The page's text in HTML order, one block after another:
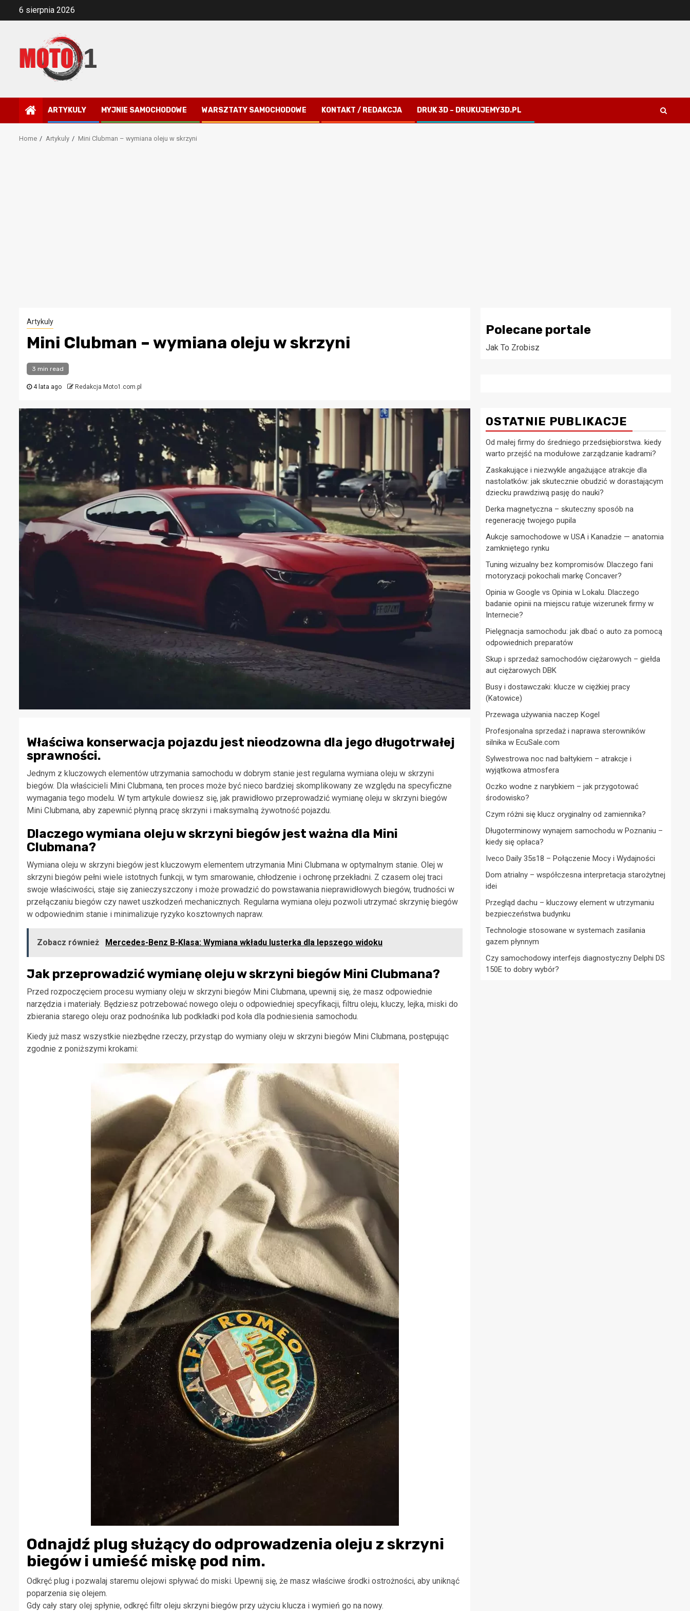
6 sierpnia 2026
ARTYKULY MYJNIE SAMOCHODOWE WARSZTATY SAMOCHODOWE KONTAKT / REDAKCJA DRUK 3D – DRUKUJEMY3D.PL
Home Artykuly Mini Clubman – wymiana oleju w skrzyni
Artykuly
Mini Clubman – wymiana oleju w skrzyni
3 min read
4 lata ago Redakcja Moto1.com.pl
Właściwa konserwacja pojazdu jest nieodzowna dla jego długotrwałej
sprawności.
Jednym z kluczowych elementów utrzymania samochodu w dobrym stanie jest regularna wymiana oleju w skrzyni
biegów. Dla właścicieli Mini Clubmana, ten proces może być nieco bardziej skomplikowany ze względu na specyficzne
wymagania tego modelu. W tym artykule dowiesz się, jak prawidłowo przeprowadzić wymianę oleju w skrzyni biegów
Mini Clubmana, aby zapewnić płynną pracę skrzyni i maksymalną żywotność pojazdu.
Dlaczego wymiana oleju w skrzyni biegów jest ważna dla Mini
Clubmana?
Wymiana oleju w skrzyni biegów jest kluczowym elementem utrzymania Mini Clubmana w optymalnym stanie. Olej w
skrzyni biegów pełni wiele istotnych funkcji, w tym smarowanie, chłodzenie i ochronę przekładni. Z czasem olej traci
swoje właściwości, staje się zanieczyszczony i może prowadzić do powstawania nieprawidłowych biegów, trudności w
przełączaniu biegów czy nawet uszkodzeń mechanicznych. Regularna wymiana oleju pozwoli utrzymać skrzynię biegów
w odpowiednim stanie i minimalizuje ryzyko kosztownych napraw.
Zobacz również Mercedes-Benz B-Klasa: Wymiana wkładu lusterka dla lepszego widoku
Jak przeprowadzić wymianę oleju w skrzyni biegów Mini Clubmana?
Przed rozpoczęciem procesu wymiany oleju w skrzyni biegów Mini Clubmana, upewnij się, że masz odpowiednie
narzędzia i materiały. Będziesz potrzebować nowego oleju o odpowiedniej specyfikacji, filtru oleju, kluczy, lejka, miski do
zbierania starego oleju oraz podnośnika lub podkładki pod koła dla podniesienia samochodu.
Kiedy już masz wszystkie niezbędne rzeczy, przystąp do wymiany oleju w skrzyni biegów Mini Clubmana, postępując
zgodnie z poniższymi krokami:
Odnajdź plug służący do odprowadzenia oleju z skrzyni
biegów i umieść miskę pod nim.
Odkręć plug i pozwalaj staremu olejowi spływać do miski. Upewnij się, że masz właściwe środki ostrożności, aby uniknąć
poparzenia się olejem.
Gdy cały stary olej spłynie, odkręć filtr oleju skrzyni biegów przy użyciu klucza i wymień go na nowy.
Polecane portale
Jak To Zrobisz
OSTATNIE PUBLIKACJE
Od małej firmy do średniego przedsiębiorstwa. kiedy
warto przejść na modułowe zarządzanie kadrami?
Zaskakujące i niezwykle angażujące atrakcje dla
nastolatków: jak skutecznie obudzić w dorastającym
dziecku prawdziwą pasję do nauki?
Derka magnetyczna – skuteczny sposób na
regenerację twojego pupila
Aukcje samochodowe w USA i Kanadzie — anatomia
zamkniętego rynku
Tuning wizualny bez kompromisów. Dlaczego fani
motoryzacji pokochali markę Concaver?
Opinia w Google vs Opinia w Lokalu. Dlaczego
badanie opinii na miejscu ratuje wizerunek firmy w
Internecie?
Pielęgnacja samochodu: jak dbać o auto za pomocą
odpowiednich preparatów
Skup i sprzedaż samochodów ciężarowych – giełda
aut ciężarowych DBK
Busy i dostawczaki: klucze w ciężkiej pracy
(Katowice)
Przewaga używania naczep Kogel
Profesjonalna sprzedaż i naprawa sterowników
silnika w EcuSale.com
Sylwestrowa noc nad bałtykiem – atrakcje i
wyjątkowa atmosfera
Oczko wodne z narybkiem – jak przygotować
środowisko?
Czym różni się klucz oryginalny od zamiennika?
Długoterminowy wynajem samochodu w Poznaniu –
kiedy się opłaca?
Iveco Daily 35s18 – Połączenie Mocy i Wydajności
Dom atrialny – współczesna interpretacja starożytnej
idei
Przegląd dachu – kluczowy element w utrzymaniu
bezpieczeństwa budynku
Technologie stosowane w systemach zasilania
gazem płynnym
Czy samochodowy interfejs diagnostyczny Delphi DS
150E to dobry wybór?